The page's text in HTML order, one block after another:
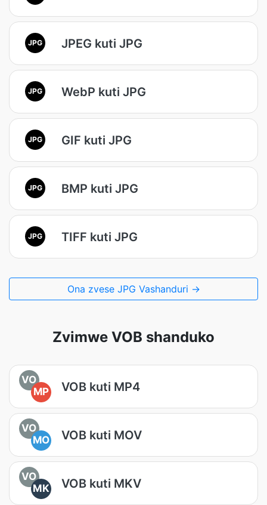
JPG JPEG kuti JPG
JPG WebP kuti JPG
JPG GIF kuti JPG
JPG BMP kuti JPG
JPG TIFF kuti JPG
Ona zvese JPG Vashanduri →
Zvimwe VOB shanduko
VO
MP
VOB kuti MP4
VO
MO
VOB kuti MOV
VO
MK
VOB kuti MKV